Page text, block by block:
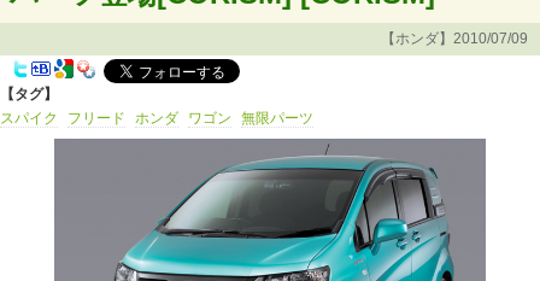
【ホンダ】2010/07/09
【タグ】
スパイク
フリード ホンダ ワゴン 無限パーツ